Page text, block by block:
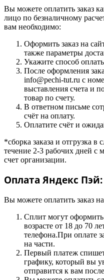
Вы можете оплатить заказ
лицо по безналичному
вам необходимо:
Оформить заказ на
также параметры
Укажите способ
После оформления
info@pechi-tut.ru с
выставления счета и
товар по счету.
В ответном письме
счёт на оплату.
Оплатите счёт и
*сборка заказа и отгрузка в
течение 2-3 рабочих дней с
счет организации.
Оплата Яндекс Пэй:
Вы можете оплатить заказ
Сплит могут
возрасте от 18 до 70
телефона.При оплате
на части.
Первый платеж
графику, который вы
отправится к вам